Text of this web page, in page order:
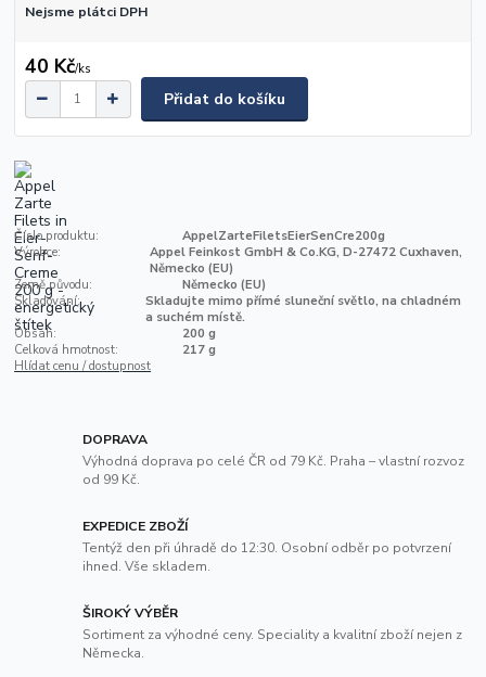
Nejsme plátci DPH
40 Kč/ks
Přidat do košíku
Číslo produktu:
AppelZarteFiletsEierSenCre200g
Výrobce:
Appel Feinkost GmbH & Co.KG, D-27472 Cuxhaven,
Německo (EU)
Země původu:
Německo (EU)
Skladování:
Skladujte mimo přímé sluneční světlo, na chladném
a suchém místě.
Obsah:
200 g
Celková hmotnost:
217 g
Hlídat cenu / dostupnost
DOPRAVA
Výhodná doprava po celé ČR od 79 Kč. Praha – vlastní rozvoz
od 99 Kč.
EXPEDICE ZBOŽÍ
Tentýž den při úhradě do 12:30. Osobní odběr po potvrzení
ihned. Vše skladem.
ŠIROKÝ VÝBĚR
Sortiment za výhodné ceny. Speciality a kvalitní zboží nejen z
Německa.